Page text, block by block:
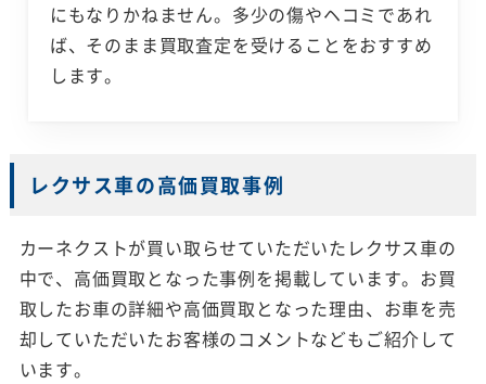
にもなりかねません。多少の傷やヘコミであれ
ば、そのまま買取査定を受けることをおすすめ
します。
レクサス車の高価買取事例
カーネクストが買い取らせていただいたレクサス車の
中で、高価買取となった事例を掲載しています。お買
取したお車の詳細や高価買取となった理由、お車を売
却していただいたお客様のコメントなどもご紹介して
います。